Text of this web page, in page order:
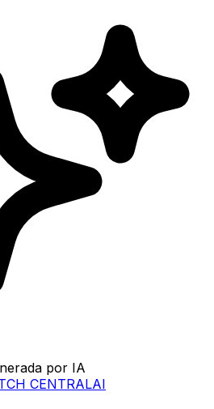
por IA
CENTRALAI